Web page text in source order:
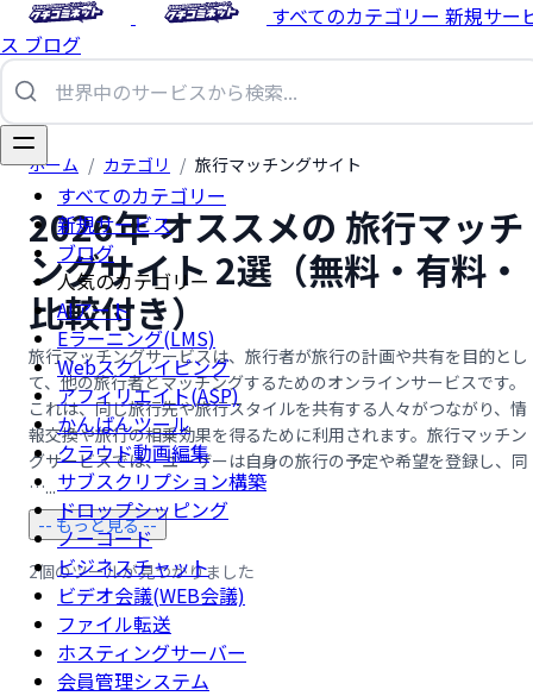
すべてのカテゴリー 新規サー
ス ブログ
すべてのカテゴリー
新規サービス
ブログ
人気のカテゴリー
AIアート
Eラーニング(LMS)
Webスクレイピング
アフィリエイト(ASP)
かんばんツール
クラウド動画編集
サブスクリプション構築
ドロップシッピング
ノーコード
ビジネスチャット
ビデオ会議(WEB会議)
ファイル転送
ホスティングサーバー
会員管理システム
ホーム / カテゴリ / 旅行マッチングサイト
2026年 オススメの 旅行マッチ
ングサイト 2選（無料・有料・
比較付き）
旅行マッチングサービスは、旅行者が旅行の計画や共有を目的とし
て、他の旅行者とマッチングするためのオンラインサービスです。
これは、同じ旅行先や旅行スタイルを共有する人々がつながり、情
報交換や旅行の相乗効果を得るために利用されます。旅行マッチン
グサービスでは、ユーザーは自身の旅行の予定や希望を登録し、同
…...
-- もっと見る --
2個のツールが見つかりました